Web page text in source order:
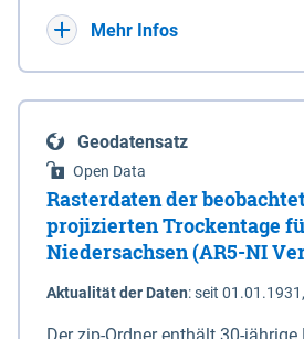
die Deichbehörde durch
laufenden Monitoringjahr.
Mehr Infos
Geodatensatz
Open Data
Rasterdaten der
projizierten Trockentage
Niedersachsen (AR5-NI
Aktualität der Daten:seit